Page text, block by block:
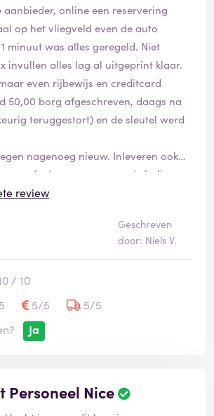
aanbieder, online een reservering
op het vliegveld even de auto
minuut was alles geregeld. Niet
invullen alles lag al uitgeprint klaar.
even rijbewijs en creditcard
50,00 borg afgeschreven, daags na
teruggestort) en de sleutel werd
nagenoeg nieuw. Inleveren ook
zoals de mevrouw aan de balie
niet was konden de de sleutel in een
email dat alles afgehandeld was.
review
Geschreven
door: Niels V.
/ 10
5/5
5/5
Ja
Personeel Nice